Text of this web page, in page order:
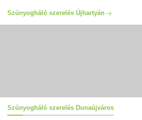
Szúnyogháló szerelés Újhartyán
Szúnyogháló szerelés Dunaújváros